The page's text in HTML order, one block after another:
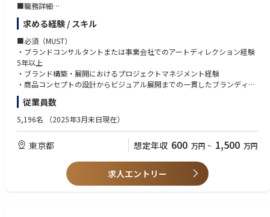
■職務詳細
・クレジットカード商品の商品コンセプト設計とビジュアルデザインの統
括
・ブランドキャンペーン、広告、販促物等のクリエイティブディレクショ
ン
・カードデザイン、パッケージング、ブランドアイテムのデザインディレ
クション
・マーケティング施策に基づくクリエイティブ戦略の立案と実行
ティブチームのマネジメント
・ブランドガイドラインの策定と運用管理
・デジタルメディアにおけるブランド表現の監修
■本ポジションの魅力
ッシュレス決済の未来を創るクリエイティブの統括ポジションです
・マーケティング部門と密接に連携し、ブランド戦略からクリエイティブ
求める経験 / スキル
■必須（MUST）
・ブランドコンサルタントまたは事業会社でのアートディレクション経験
5年以上
・ブランド構築・展開におけるプロジェクトマネジメント経験
・商品コンセプトの設計からビジュアル展開までの一貫したブランディン
グ経験
・大規模なブランドキャンペーンのクリエイティブディレクション経験
・Adobe Creative Suite（Photoshop, Illustrator, InDesign等）の実務経験
・クライアントや制作会社との円滑なコミュニケーション能力
■歓迎（WANT）
・カード会社または金融機関でのクリエイティブディレクション経験
・新規ブランドの立ち上げ経験
従業員数
5,196名 （2025年3月末日現在）
東京都 想定年収 600 万円 ~ 1,500 万円
求人エントリー